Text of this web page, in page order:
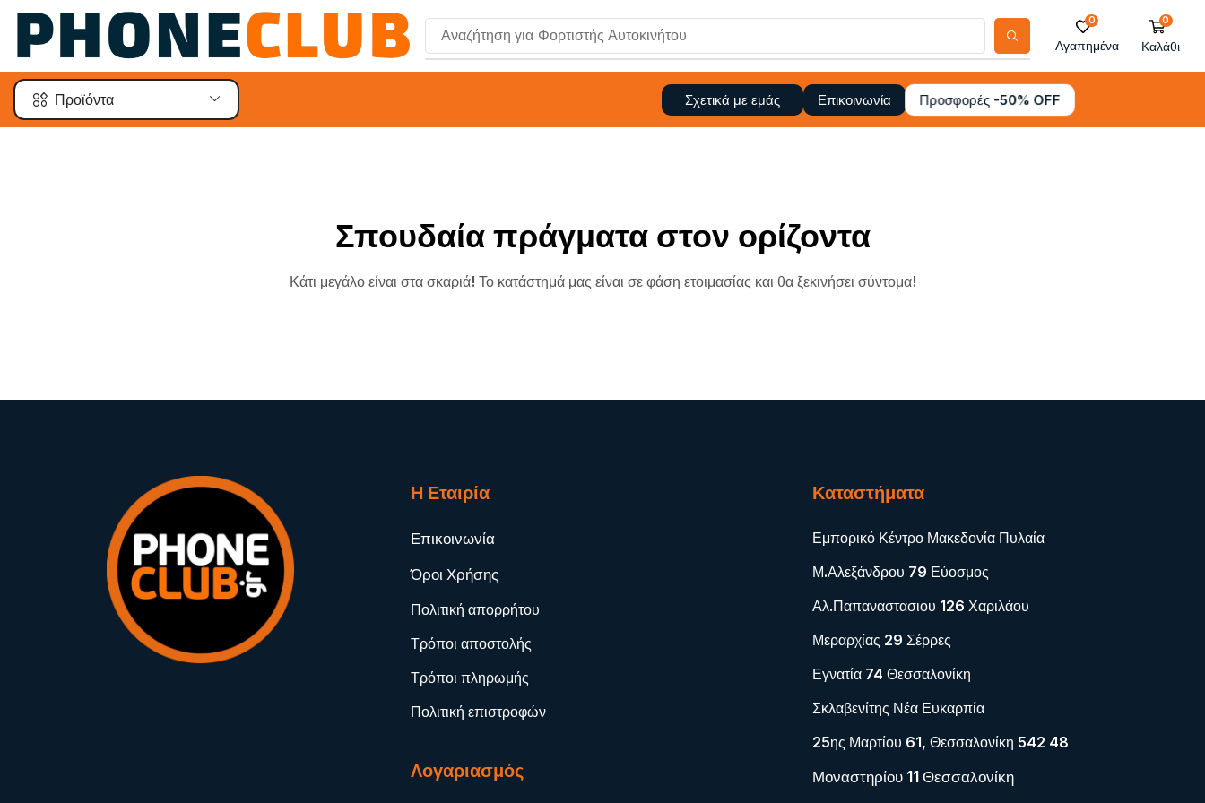
Αναζήτηση για Φορτιστής Αυτοκινήτου
0
Αγαπημένα
0
Καλάθι
Προϊόντα Σχετικά με εμάς Επικοινωνία Προσφορές -50% OFF
Σπουδαία πράγματα στον ορίζοντα
Κάτι μεγάλο είναι στα σκαριά! Το κατάστημά μας είναι σε φάση ετοιμασίας και θα ξεκινήσει σύντομα!
Η Εταιρία
Επικοινωνία
Όροι Χρήσης
Πολιτική απορρήτου
Τρόποι αποστολής
Τρόποι πληρωμής
Πολιτική επιστροφών
Λογαριασμός
Καταστήματα
Εμπορικό Κέντρο Μακεδονία Πυλαία
Μ.Αλεξάνδρου 79 Εύοσμος
Αλ.Παπαναστασιου 126 Χαριλάου
Μεραρχίας 29 Σέρρες
Εγνατία 74 Θεσσαλονίκη
Σκλαβενίτης Νέα Ευκαρπία
25ης Μαρτίου 61, Θεσσαλονίκη 542 48
Μοναστηρίου 11 Θεσσαλονίκη